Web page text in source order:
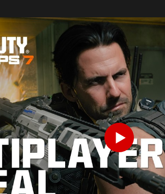
Indiquez votre date de
Envoyer
Play